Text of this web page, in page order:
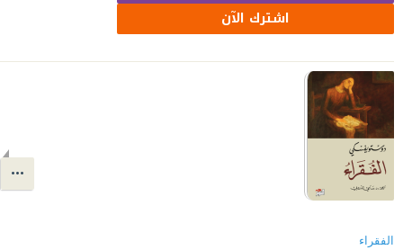
اشترك الآن
الفقراء